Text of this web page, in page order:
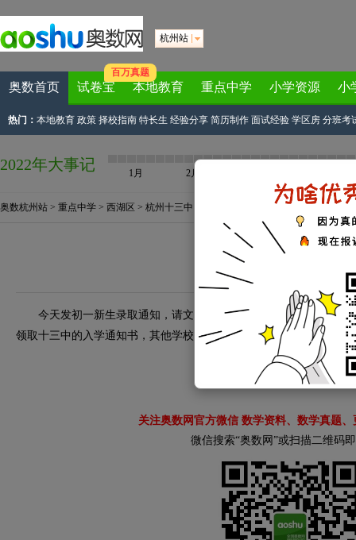
杭州站
奥数首页 试卷宝
百万真题
本地教育 重点中学 小学资源 小
热门： 本地教育 政策 择校指南 特长生 经验分享 简历制作 面试经验 学区房 分班考
2022年大事记 1月 2月
奥数杭州站 > 重点中学 > 西湖区 > 杭州十三中
十三中：初一新生录
来源： 本站原创 2011-07-01
今天发初一新生录取通知，请文一、行知、文三、文三嘉绿、学
领取十三中的入学通知书，其他学校的毕业生到十三中本部（教工路
关注奥数网官方微信 数学资料、数学真题
微信搜索“奥数网”或扫描二维码